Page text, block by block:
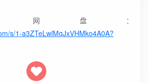
网盘：
s/1-a3ZTeLwlMqJxVHMko4A0A?